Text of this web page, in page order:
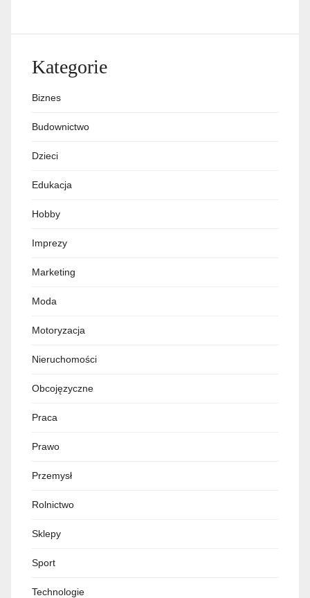
Kategorie
Biznes
Budownictwo
Dzieci
Edukacja
Hobby
Imprezy
Marketing
Moda
Motoryzacja
Nieruchomości
Obcojęzyczne
Praca
Prawo
Przemysł
Rolnictwo
Sklepy
Sport
Technologie